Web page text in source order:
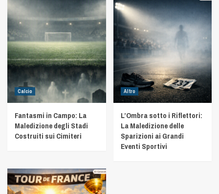
Calcio
Fantasmi in Campo: La
Maledizione degli Stadi
Costruiti sui Cimiteri
Altro
L’Ombra sotto i Riflettori:
La Maledizione delle
Sparizioni ai Grandi
Eventi Sportivi